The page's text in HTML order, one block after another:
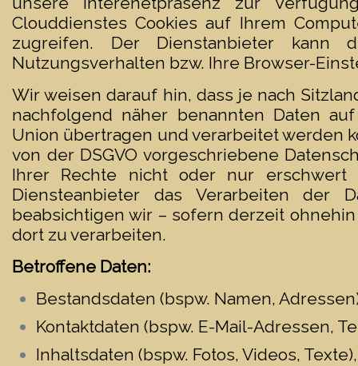
Clouddienstes Cookies auf Ihrem
zugreifen. Der Dienstanbieter
Nutzungsverhalten bzw. Ihre Browser-
Wir weisen darauf hin, dass je nach
nachfolgend näher benannten Daten
Union übertragen und verarbeitet werden
von der DSGVO vorgeschriebene
Ihrer Rechte nicht oder nur
Diensteanbieter das Verarbeiten der
beabsichtigen wir – sofern derzeit
dort zu verarbeiten.
Betroffene Daten:
Bestandsdaten (bspw. Namen,
Kontaktdaten (bspw. E-Mail-Adressen,
Inhaltsdaten (bspw. Fotos, Videos, Texte),